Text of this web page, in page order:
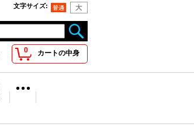
文字サイズ:
0 カートの中身